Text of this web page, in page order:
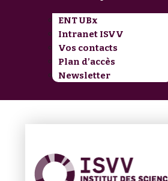
ENT UBx
Intranet ISVV
Vos contacts
Plan d’accès
Newsletter